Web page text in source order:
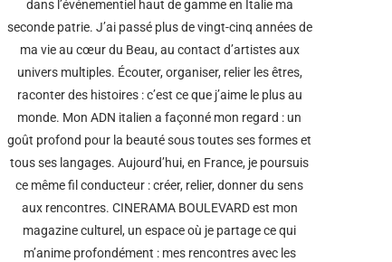
dans l’événementiel haut de gamme en Italie ma
seconde patrie. J’ai passé plus de vingt-cinq années de
ma vie au cœur du Beau, au contact d’artistes aux
univers multiples. Écouter, organiser, relier les êtres,
raconter des histoires : c’est ce que j’aime le plus au
monde. Mon ADN italien a façonné mon regard : un
goût profond pour la beauté sous toutes ses formes et
tous ses langages. Aujourd’hui, en France, je poursuis
ce même fil conducteur : créer, relier, donner du sens
aux rencontres. CINERAMA BOULEVARD est mon
magazine culturel, un espace où je partage ce qui
m’anime profondément : mes rencontres avec les